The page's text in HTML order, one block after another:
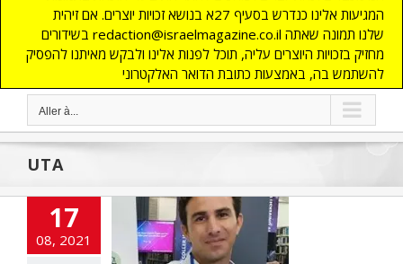
המגיעות אלינו כנדרש בסעיף 27א בנושא זכויות יוצרים. אם זיהית
בשידורים redaction@israelmagazine.co.il שלנו תמונה שאתה
מחזיק בזכויות היוצרים עליה, תוכל לפנות אלינו ולבקש מאיתנו להפסיק
להשתמש בה, באמצעות כתובת הדואר האלקטרוני
Aller à...
UTA
17
08, 2021